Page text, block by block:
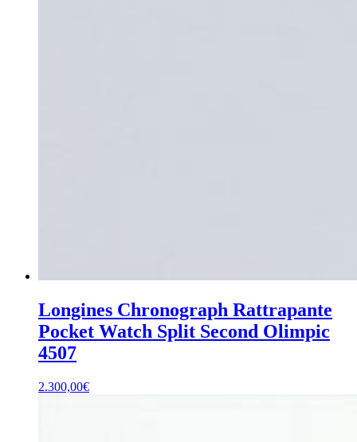
Longines Chronograph Rattrapante
Pocket Watch Split Second Olimpic
4507
2.300,00€